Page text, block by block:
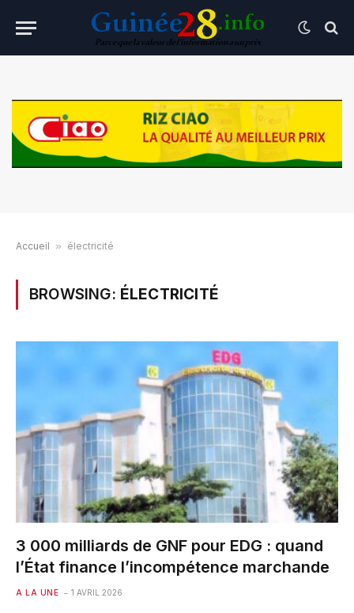
Accueil » électricité
BROWSING: ÉLECTRICITÉ
3 000 milliards de GNF pour EDG : quand
l’État finance l’incompétence marchande
A LA UNE 1 AVRIL 2026